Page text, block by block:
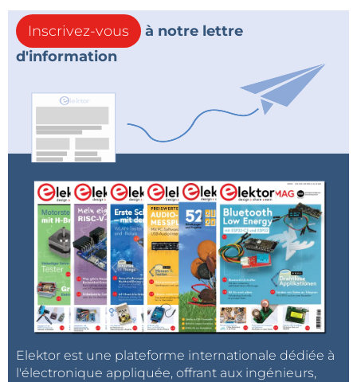
Inscrivez-vous
à notre lettre
d'information
Elektor est une plateforme internationale dédiée à
l'électronique appliquée, offrant aux ingénieurs,